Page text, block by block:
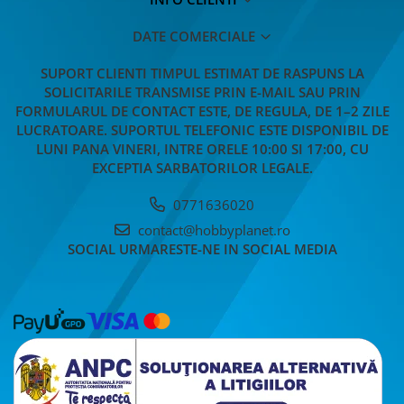
DATE COMERCIALE
SUPORT CLIENTI TIMPUL ESTIMAT DE RASPUNS LA
SOLICITARILE TRANSMISE PRIN E-MAIL SAU PRIN
FORMULARUL DE CONTACT ESTE, DE REGULA, DE 1–2 ZILE
LUCRATOARE. SUPORTUL TELEFONIC ESTE DISPONIBIL DE
LUNI PANA VINERI, INTRE ORELE 10:00 SI 17:00, CU
EXCEPTIA SARBATORILOR LEGALE.
0771636020
contact@hobbyplanet.ro
SOCIAL URMARESTE-NE IN SOCIAL MEDIA